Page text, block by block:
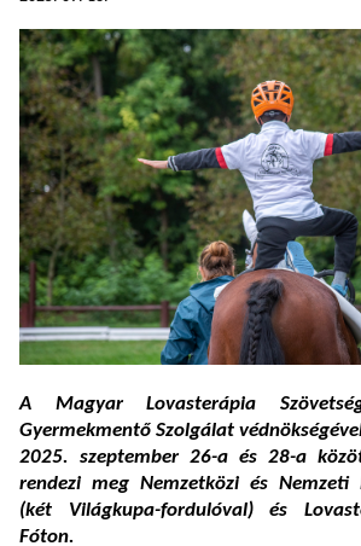
A Magyar Lovasterápia
Gyermekmentő Szolgálat
2025. szeptember 26-a és 28-a
rendezi meg Nemzetközi és Nemzeti
(két Világkupa-fordulóval) és
Fóton.